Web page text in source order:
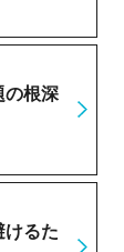
の根深
けるた